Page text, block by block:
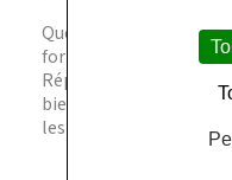
Question : Peut-on la
formel ?
Réponse : Sa coupe
bien au bureau qu’à
les accessoires choisis.